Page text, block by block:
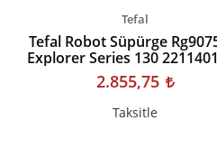
Tefal
Tefal Robot Süpürge
Explorer Series 130
2.855,75
Taksitle